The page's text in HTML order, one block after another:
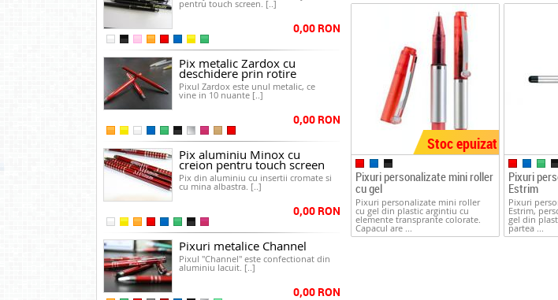
pentru touch screen. [..]
0,00 RON
Pix metalic Zardox cu
deschidere prin rotire
Pixul Zardox este unul metalic, ce
vine in 10 nuante [..]
0,00 RON
Pix aluminiu Minox cu
creion pentru touch screen
Pix din aluminiu cu insertii cromate si
cu mina albastra. [..]
0,00 RON
Pixuri metalice Channel
Pixul "Channel" este confectionat din
aluminiu lacuit. [..]
0,00 RON
Stoc epuizat
Pixuri personalizate mini roller
cu gel
Pixuri personalizate mini roller
cu gel din plastic argintiu cu
elemente transprante colorate.
Capacul are ...
Pixuri
Estrim
Pixuri
Estrim,
gel din
partea ...